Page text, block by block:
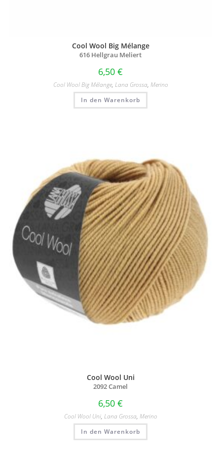
Cool Wool Big Mélange
616 Hellgrau Meliert
6,50 €
Cool Wool Big Mélange, Lana Grossa, Merino
In den Warenkorb
Cool Wool Uni
2092 Camel
6,50 €
Cool Wool Uni, Lana Grossa, Merino
In den Warenkorb